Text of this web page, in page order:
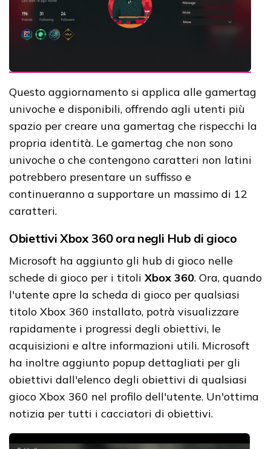
Questo aggiornamento si applica alle gamertag
univoche e disponibili, offrendo agli utenti più
spazio per creare una gamertag che rispecchi la
propria identità. Le gamertag che non sono
univoche o che contengono caratteri non latini
potrebbero presentare un suffisso e
continueranno a supportare un massimo di 12
caratteri.
Obiettivi Xbox 360 ora negli Hub di gioco
Microsoft ha aggiunto gli hub di gioco nelle
schede di gioco per i titoli Xbox 360. Ora, quando
l'utente apre la scheda di gioco per qualsiasi
titolo Xbox 360 installato, potrà visualizzare
rapidamente i progressi degli obiettivi, le
acquisizioni e altre informazioni utili. Microsoft
ha inoltre aggiunto popup dettagliati per gli
obiettivi dall'elenco degli obiettivi di qualsiasi
gioco Xbox 360 nel profilo dell'utente. Un'ottima
notizia per tutti i cacciatori di obiettivi.